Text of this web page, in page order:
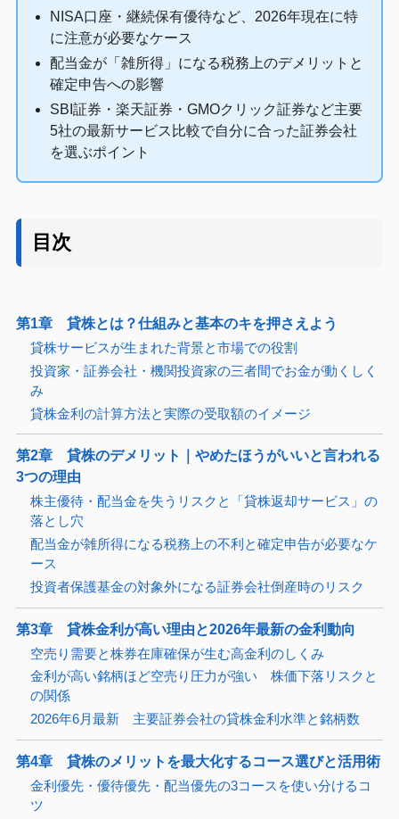
NISA口座・継続保有優待など、2026年現在に特
に注意が必要なケース
配当金が「雑所得」になる税務上のデメリットと
確定申告への影響
SBI証券・楽天証券・GMOクリック証券など主要
5社の最新サービス比較で自分に合った証券会社
を選ぶポイント
目次
第1章 貸株とは？仕組みと基本のキを押さえよう
貸株サービスが生まれた背景と市場での役割
投資家・証券会社・機関投資家の三者間でお金が動くしく
み
貸株金利の計算方法と実際の受取額のイメージ
第2章 貸株のデメリット｜やめたほうがいいと言われる
3つの理由
株主優待・配当金を失うリスクと「貸株返却サービス」の
落とし穴
配当金が雑所得になる税務上の不利と確定申告が必要なケ
ース
投資者保護基金の対象外になる証券会社倒産時のリスク
第3章 貸株金利が高い理由と2026年最新の金利動向
空売り需要と株券在庫確保が生む高金利のしくみ
金利が高い銘柄ほど空売り圧力が強い 株価下落リスクと
の関係
2026年6月最新 主要証券会社の貸株金利水準と銘柄数
第4章 貸株のメリットを最大化するコース選びと活用術
金利優先・優待優先・配当優先の3コースを使い分けるコ
ツ